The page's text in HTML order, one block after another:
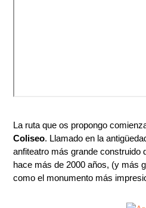
La ruta que os propongo
Coliseo. Llamado en la
anfiteatro más grande construido
hace más de 2000 años, (y más
como el monumento más